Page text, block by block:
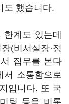
도 했습니다.
계도 있는데
(비서실장·정
집무를 본다
서 소통함으로
입니다. 또 국
팅 등을 비롯